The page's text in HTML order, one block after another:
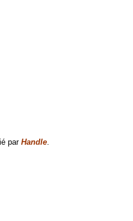
par Handle.